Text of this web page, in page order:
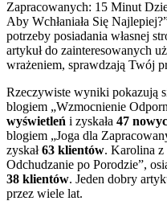
Zapracowanych: 15 Minut
Aby Wchłaniała Się
potrzeby posiadania własnej
artykuł do zainteresowanych
wrażeniem, sprawdzają Twój
Rzeczywiste wyniki pokazują
blogiem „Wzmocnienie
wyświetleń i zyskała 47
blogiem „Joga dla
zyskał63 klientów. Karolina
Odchudzanie po Porodzie”,
38 klientów. Jeden dobry
przez wiele lat.